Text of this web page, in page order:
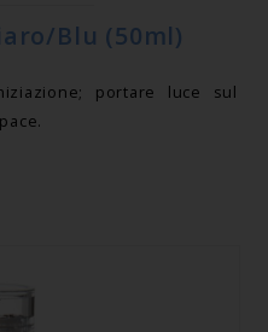
Blu (50ml)
portare luce sul